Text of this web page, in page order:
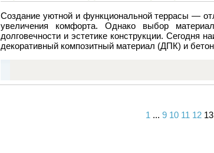
Создание уютной и функциональной террасы —
увеличения комфорта. Однако выбор
долговечности и эстетике конструкции. Сегодня
декоративный композитный материал (ДПК) и
1 ... 9 10 11 12 13